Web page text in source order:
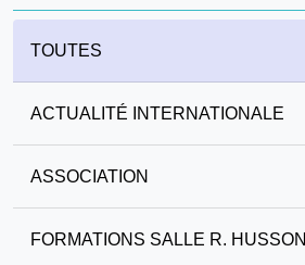
TOUTES
ACTUALITÉ INTERNATIONALE
ASSOCIATION
FORMATIONS SALLE R. HUSSON